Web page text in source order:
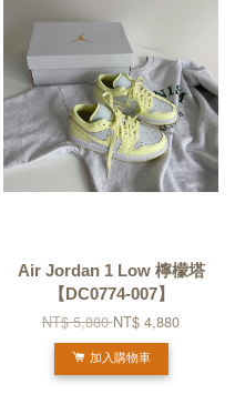
Air Jordan 1 Low 檸檬塔
【DC0774-007】
NT$ 5,880NT$ 4,880
加入購物車